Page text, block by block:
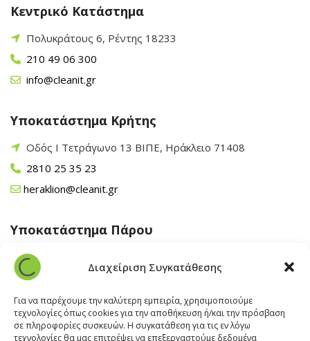
Διαχείριση Συγκατάθεσης
Για να παρέχουμε την καλύτερη εμπειρία, χρησιμοποιούμε
τεχνολογίες όπως cookies για την αποθήκευση ή/και την πρόσβαση
σε πληροφορίες συσκευών. Η συγκατάθεση για τις εν λόγω
τεχνολογίες θα μας επιτρέψει να επεξεργαστούμε δεδομένα
Κεντρικό Κατάστημα
Πολυκράτους 6, Ρέντης 18233
210 49 06 300
info@cleanit.gr
Υποκατάστημα Κρήτης
Οδός Ι Τετράγωνο 13 ΒΙΠΕ, Ηράκλειο 71408
2810 25 35 23
heraklion@cleanit.gr
Υποκατάστημα Πάρου
Άγιος Βλάσης Αρχίλοχος, Πάρος 84400
22840 43 163
paros@cleanit.gr